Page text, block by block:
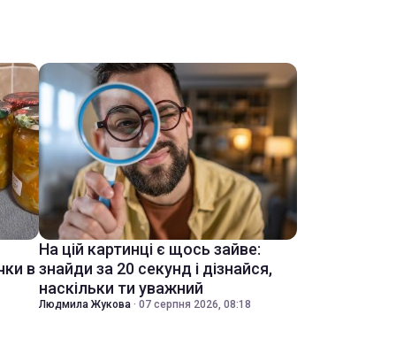
в
На цій картинці є щось зайве:
знайди за 20 секунд і дізнайся,
наскільки ти уважний
Людмила Жукова · 07 серпня 2026, 08:18